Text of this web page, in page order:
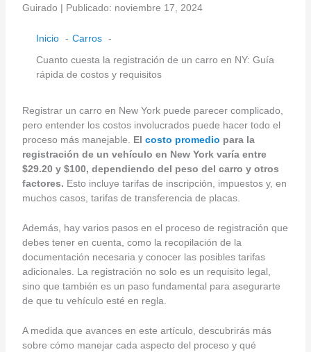
Guirado | Publicado: noviembre 17, 2024
Inicio
Carros
Cuanto cuesta la registración de un carro en NY: Guía
rápida de costos y requisitos
Registrar un carro en New York puede parecer complicado,
pero entender los costos involucrados puede hacer todo el
proceso más manejable. El costo promedio para la
registración de un vehículo en New York varía entre
$29.20 y $100, dependiendo del peso del carro y otros
factores. Esto incluye tarifas de inscripción, impuestos y, en
muchos casos, tarifas de transferencia de placas.
Además, hay varios pasos en el proceso de registración que
debes tener en cuenta, como la recopilación de la
documentación necesaria y conocer las posibles tarifas
adicionales. La registración no solo es un requisito legal,
sino que también es un paso fundamental para asegurarte
de que tu vehículo esté en regla.
A medida que avances en este artículo, descubrirás más
sobre cómo manejar cada aspecto del proceso y qué